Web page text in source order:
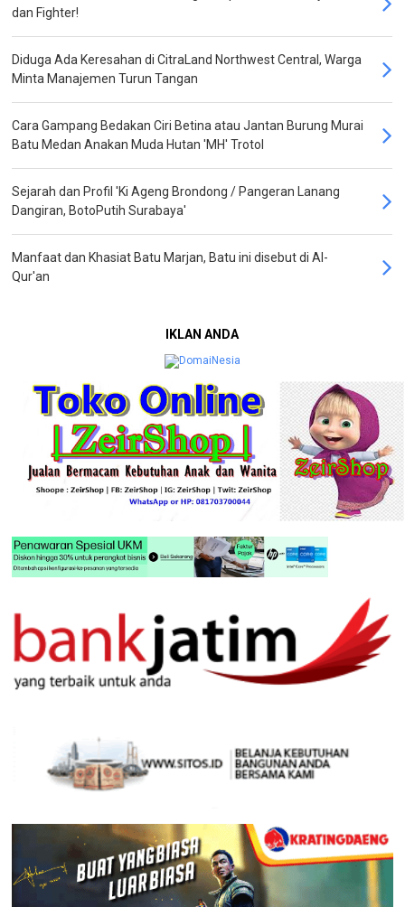
dan Fighter!
Diduga Ada Keresahan di CitraLand Northwest Central, Warga
Minta Manajemen Turun Tangan
Cara Gampang Bedakan Ciri Betina atau Jantan Burung Murai
Batu Medan Anakan Muda Hutan 'MH' Trotol
Sejarah dan Profil 'Ki Ageng Brondong / Pangeran Lanang
Dangiran, BotoPutih Surabaya'
Manfaat dan Khasiat Batu Marjan, Batu ini disebut di Al-
Qur'an
IKLAN ANDA